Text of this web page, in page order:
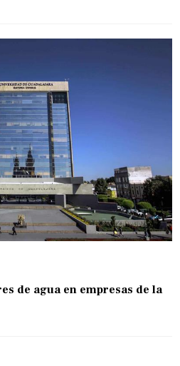
de agua en empresas de la